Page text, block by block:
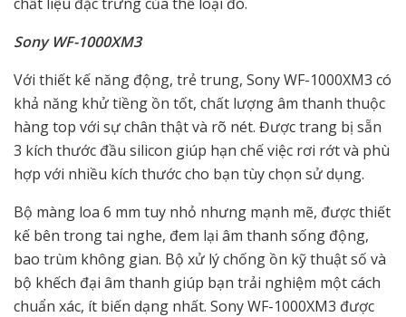
Sony WF-1000XM3
Với thiết kế năng động, trẻ trung, Sony WF-1000XM3 có
khả năng khử tiềng ồn tốt, chất lượng âm thanh thuộc
hàng top với sự chân thật và rõ nét. Được trang bị sẵn
3 kích thước đầu silicon giúp hạn chế việc rơi rớt và phù
hợp với nhiều kích thước cho bạn tùy chọn sử dụng.
Bộ màng loa 6 mm tuy nhỏ nhưng mạnh mẽ, được thiết
kế bên trong tai nghe, đem lại âm thanh sống động,
bao trùm không gian. Bộ xử lý chống ồn kỹ thuật số và
bộ khếch đại âm thanh giúp bạn trải nghiệm một cách
chuẩn xác, ít biến dạng nhất. Sony WF-1000XM3 được